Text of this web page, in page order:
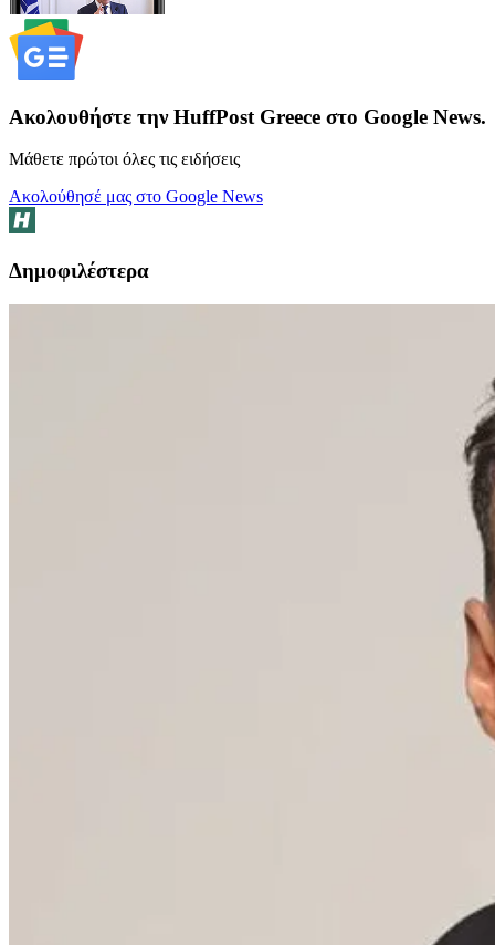
Ακολουθήστε την HuffPost Greece στο Google News.
Μάθετε πρώτοι όλες τις ειδήσεις
Ακολούθησέ μας στο Google News
Δημοφιλέστερα